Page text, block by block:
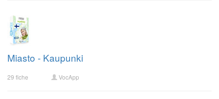
Miasto - Kaupunki
29 fiche VocApp